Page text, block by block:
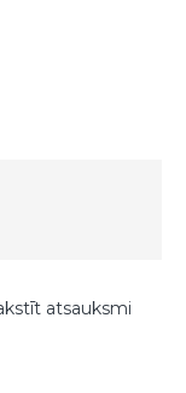
atsauksmi